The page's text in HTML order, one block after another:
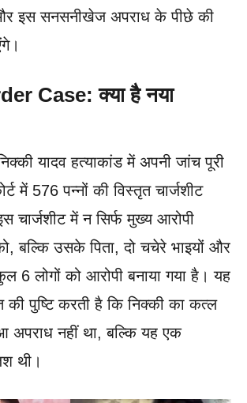
इस सनसनीखेज अपराध के पीछे की
Case: क्या है नया
यादव हत्याकांड में अपनी जांच पूरी
में 576 पन्नों की विस्तृत चार्जशीट
चार्जशीट में न सिर्फ मुख्य आरोपी
बल्कि उसके पिता, दो चचेरे भाइयों और
6 लोगों को आरोपी बनाया गया है। यह
की पुष्टि करती है कि निक्की का कत्ल
अपराध नहीं था, बल्कि यह एक
थी।